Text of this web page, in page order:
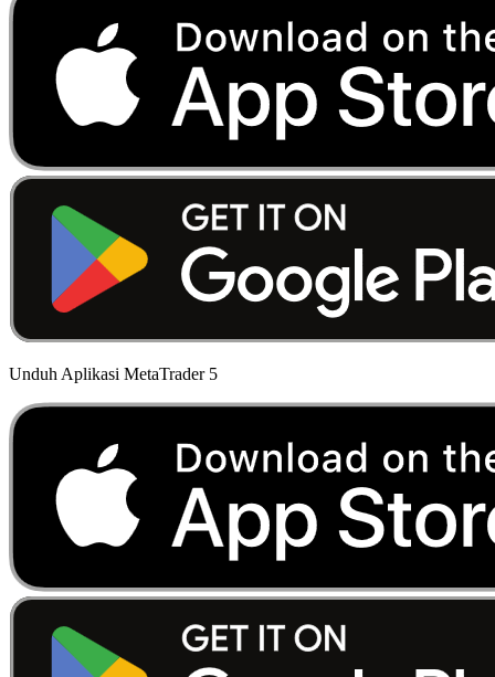
Unduh Aplikasi MetaTrader 5